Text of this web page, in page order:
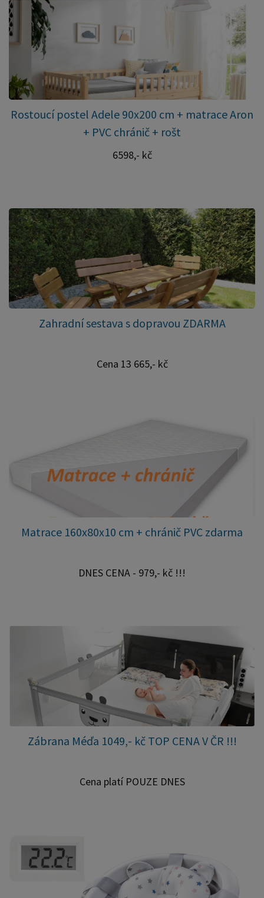
Rostoucí postel Adele 90x200 cm + matrace Aron
+ PVC chránič + rošt
6598,- kč
Zahradní sestava s dopravou ZDARMA
Cena 13 665,- kč
Matrace 160x80x10 cm + chránič PVC zdarma
DNES CENA - 979,- kč !!!
Zábrana Méďa 1049,- kč TOP CENA V ČR !!!
Cena platí POUZE DNES